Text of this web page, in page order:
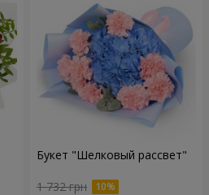
Букет "Шелковый рассвет"
1 732 грн